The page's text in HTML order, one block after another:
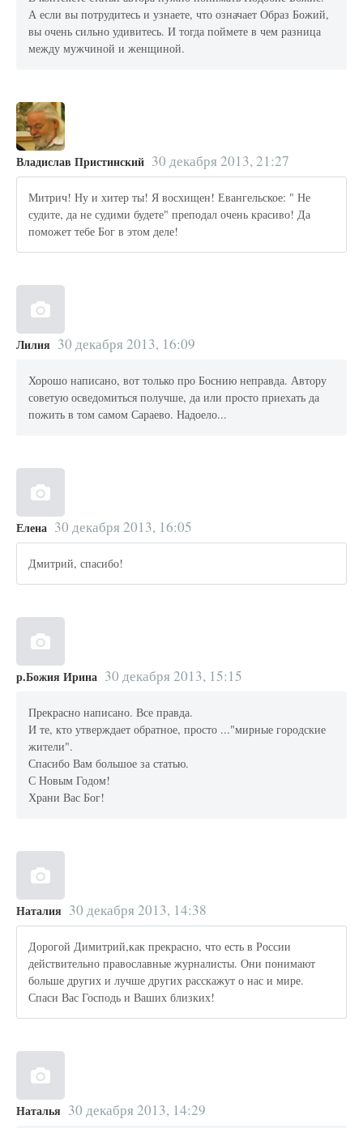
А если вы потрудитесь и узнаете, что означает Образ Божий,
вы очень сильно удивитесь. И тогда поймете в чем разница
между мужчиной и женщиной.
Владислав Пристинский 30 декабря 2013, 21:27
Митрич! Ну и хитер ты! Я восхищен! Евангельское: " Не
судите, да не судими будете" преподал очень красиво! Да
поможет тебе Бог в этом деле!
Лилия 30 декабря 2013, 16:09
Хорошо написано, вот только про Боснию неправда. Автору
советую осведомиться получше, да или просто приехать да
пожить в том самом Сараево. Надоело...
Елена 30 декабря 2013, 16:05
Дмитрий, спасибо!
р.Божия Ирина 30 декабря 2013, 15:15
Прекрасно написано. Все правда.
И те, кто утверждает обратное, просто ..."мирные городские
жители".
Спасибо Вам большое за статью.
С Новым Годом!
Храни Вас Бог!
Наталия 30 декабря 2013, 14:38
Дорогой Димитрий,как прекрасно, что есть в России
действительно православные журналисты. Они понимают
больше других и лучше других расскажут о нас и мире.
Спаси Вас Господь и Ваших близких!
Наталья 30 декабря 2013, 14:29